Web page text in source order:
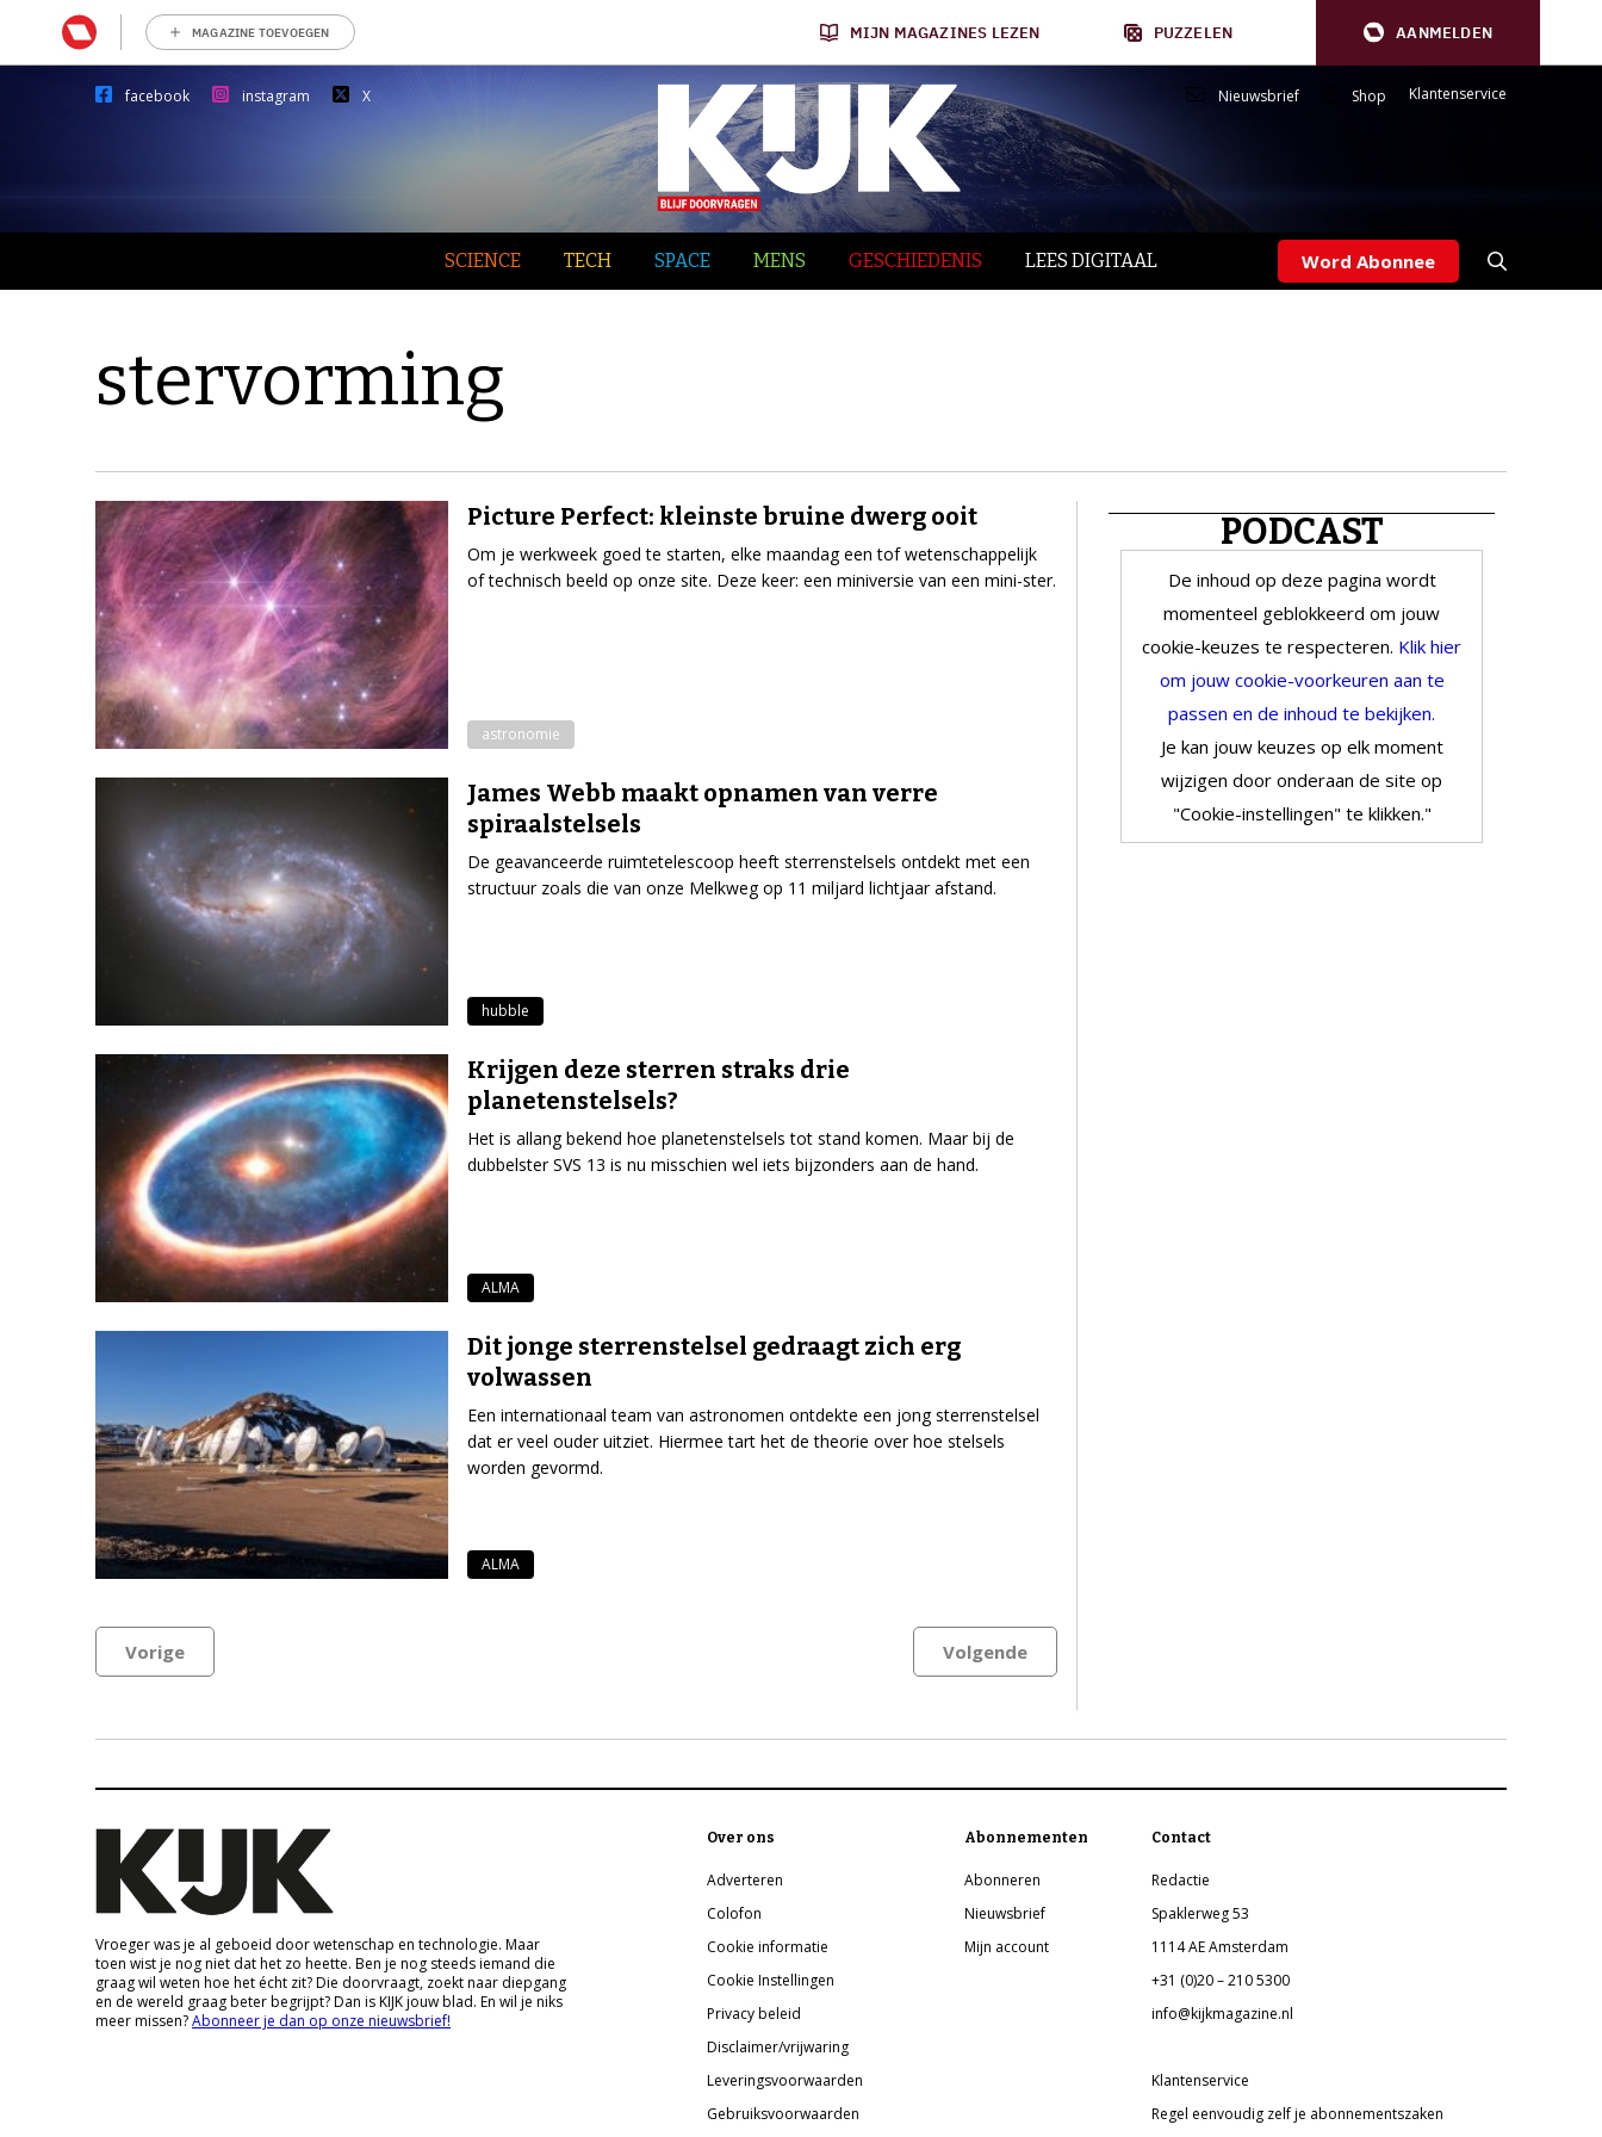
MAGAZINE TOEVOEGEN MIJN MAGAZINES LEZEN PUZZELEN AANMELDEN
facebook instagram X Nieuwsbrief Shop Klantenservice
SCIENCE TECH SPACE MENS GESCHIEDENIS LEES DIGITAAL Word Abonnee
stervorming
Picture Perfect: kleinste bruine dwerg ooit
Om je werkweek goed te starten, elke maandag een tof wetenschappelijk
of technisch beeld op onze site. Deze keer: een miniversie van een mini-ster.
astronomie
James Webb maakt opnamen van verre
spiraalstelsels
De geavanceerde ruimtetelescoop heeft sterrenstelsels ontdekt met een
structuur zoals die van onze Melkweg op 11 miljard lichtjaar afstand.
hubble
Krijgen deze sterren straks drie
planetenstelsels?
Het is allang bekend hoe planetenstelsels tot stand komen. Maar bij de
dubbelster SVS 13 is nu misschien wel iets bijzonders aan de hand.
ALMA
Dit jonge sterrenstelsel gedraagt zich erg
volwassen
Een internationaal team van astronomen ontdekte een jong sterrenstelsel
dat er veel ouder uitziet. Hiermee tart het de theorie over hoe stelsels
worden gevormd.
ALMA
Vorige Volgende
PODCAST
De inhoud op deze pagina wordt
momenteel geblokkeerd om jouw
cookie-keuzes te respecteren. Klik hier
om jouw cookie-voorkeuren aan te
passen en de inhoud te bekijken.
Je kan jouw keuzes op elk moment
wijzigen door onderaan de site op
"Cookie-instellingen" te klikken."
Vroeger was je al geboeid door wetenschap en technologie. Maar
toen wist je nog niet dat het zo heette. Ben je nog steeds iemand die
graag wil weten hoe het écht zit? Die doorvraagt, zoekt naar diepgang
en de wereld graag beter begrijpt? Dan is KIJK jouw blad. En wil je niks
meer missen?Abonneer je dan op onze nieuwsbrief!
Over ons
Adverteren
Colofon
Cookie informatie
Cookie Instellingen
Privacy beleid
Disclaimer/vrijwaring
Leveringsvoorwaarden
Gebruiksvoorwaarden
Abonnementen
Abonneren
Nieuwsbrief
Mijn account
Contact
Redactie
Spaklerweg 53
1114 AE Amsterdam
+31 (0)20 – 210 5300
info@kijkmagazine.nl
Klantenservice
Regel eenvoudig zelf je abonnementszaken